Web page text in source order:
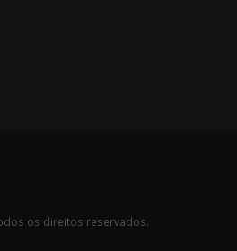
os direitos reservados.